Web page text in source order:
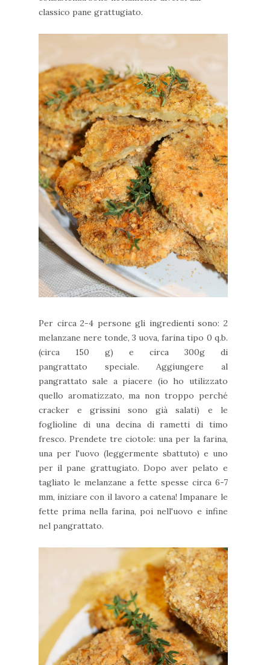
classico pane grattugiato.
Per circa 2-4 persone gli ingredienti sono: 2
melanzane nere tonde, 3 uova, farina tipo 0 q.b.
(circa 150 g) e circa 300g di
pangrattato speciale. Aggiungere al
pangrattato sale a piacere (io ho utilizzato
quello aromatizzato, ma non troppo perché
cracker e grissini sono già salati) e le
foglioline di una decina di rametti di timo
fresco. Prendete tre ciotole: una per la farina,
una per l'uovo (leggermente sbattuto) e uno
per il pane grattugiato. Dopo aver pelato e
tagliato le melanzane a fette spesse circa 6-7
mm, iniziare con il lavoro a catena! Impanare le
fette prima nella farina, poi nell'uovo e infine
nel pangrattato.